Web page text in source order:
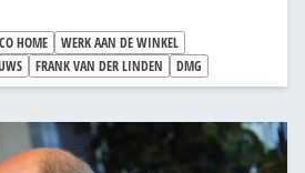
HOME
WERK AAN DE WINKEL
FRANK VAN DER LINDEN DMG